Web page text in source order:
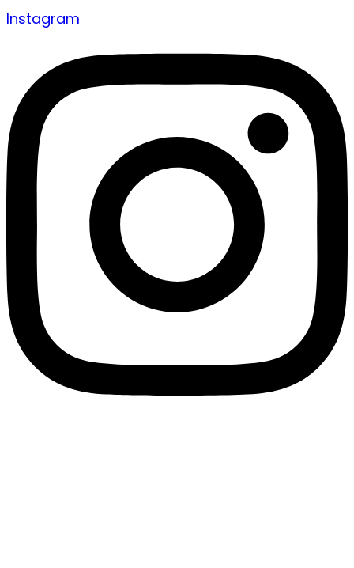
Instagram